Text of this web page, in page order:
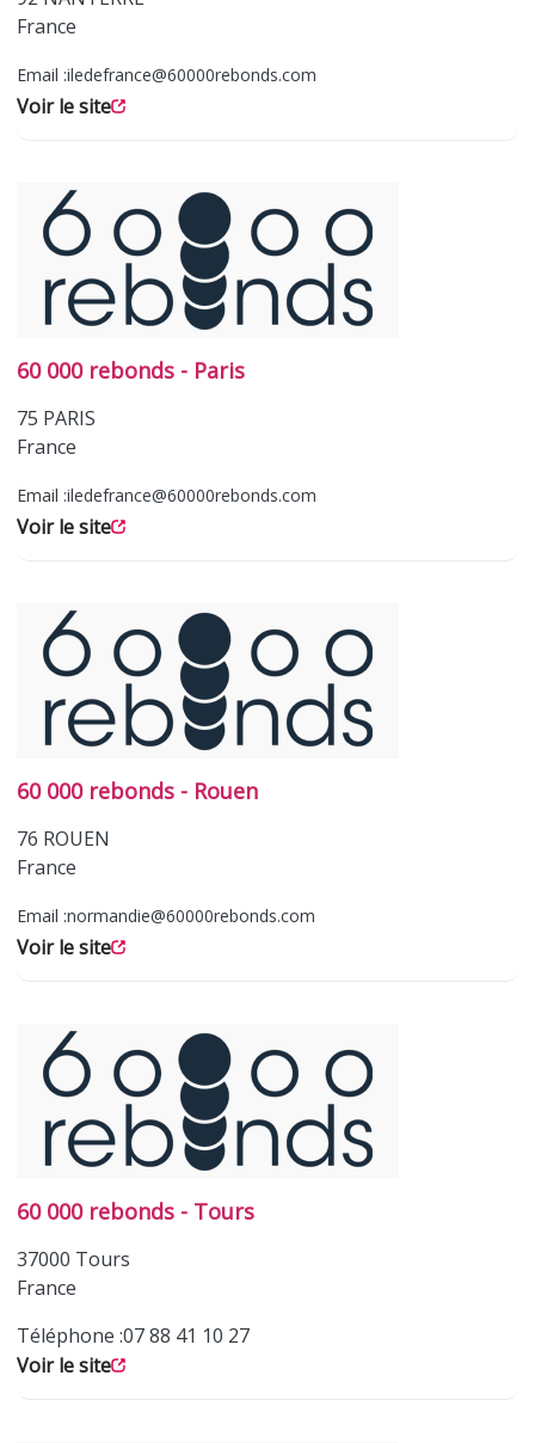
France
Email :iledefrance@60000rebonds.com
Voir le site
60 000 rebonds - Paris
75 PARIS
France
Email :iledefrance@60000rebonds.com
Voir le site
60 000 rebonds - Rouen
76 ROUEN
France
Email :normandie@60000rebonds.com
Voir le site
60 000 rebonds - Tours
37000 Tours
France
Téléphone :07 88 41 10 27
Voir le site